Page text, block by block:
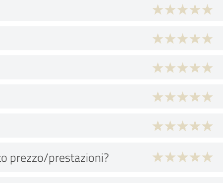
prezzo/prestazioni?